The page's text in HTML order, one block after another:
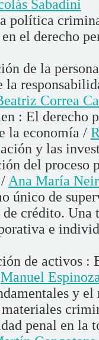
Sabadini
política
el derecho
de la
la
Correa
: El derecho
la economía /
y las
del proceso
Ana María
único de
crédito. Una
e
de activos :
Manuel
y
penal en la